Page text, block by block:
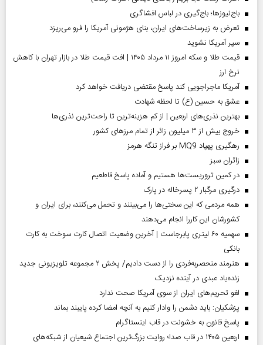
باج‌نیوزها؛ باج‌گیری در لباس افشاگری
تعرض به زیرساخت‌های ایران، بنای هژمونی آمریکا را فرو می‌ریزد
سپر آمریکا نشوید
قیمت طلا و سکه امروز ۱۱ مرداد ۱۴۰۵ | افت قیمت طلا در بازار تهران با کاهش
نرخ ارز
آمریکا ماجراجویی کند پاسخ مقتضی دریافت خواهد کرد
عشق به حسین (ع) تا لحظه شهادت
بهترین نذری‌های اربعین | از کم هزینه‌ترین تا راحت‌ترین نذری‌ها
خروج بیش از ۳ میلیون زائر از تمام مرز‌های کشور
رهگیری پهپاد MQ9 بر فراز تنگه هرمز
‌زائران سبز
در کمین تروریست‌ها هستیم و آماده پاسخ قاطعیم
درگیری مرگبار ۲ پسرخاله در پارک
همه مردمی که این سختی‌ها را می‌بینند و تحمل می‌کنند، برای ایران و
کشورشان این کاررا انجام می‌دهند
سهمیه ۶۰ لیتری پابرجاست | آخرین وضعیت اتصال کارت سوخت به کارت
بانکی
هنرمند منحصر‌به‌فردی را از دست دادیم/ پخش ۲ مجموعه تلویزیونی جدید
زنده‌یاد عبدی در آینده نزدیک
لغو تحریم‌های ایران از سوی آمریکا صحت ندارد
پزشکیان: باید دشمن را وادار کنیم به آنچه امضا کرده پایبند بماند
پاسخ قانون به خشونت در قاب اینستاگرام
اربعین ۱۴۰۵ در قاب صدا؛ روایت بزرگ‌ترین اجتماع شیعیان از شبکه‌های